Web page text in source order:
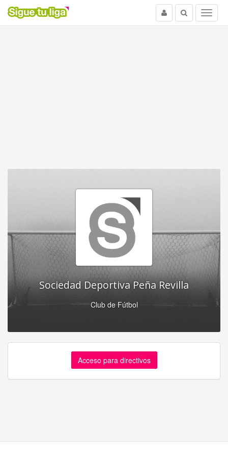
Menu
Buscar
Usuario
Sociedad Deportiva Peña Revilla
Club de Fútbol
Acceso para directivos